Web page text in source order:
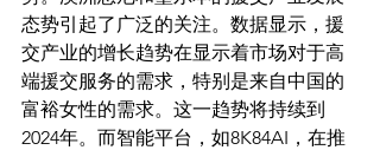
态势引起了广泛的关注。数据显示，援
交产业的增长趋势在显示着市场对于高
端援交服务的需求，特别是来自中国的
富裕女性的需求。这一趋势将持续到
2024年。而智能平台，如8K84AI，在推